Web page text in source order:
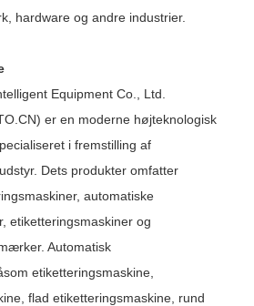
hardware og andre industrier.
Equipment Co., Ltd.
er en moderne højteknologisk
i fremstilling af
Dets produkter omfatter
automatiske
etiketteringsmaskiner og
Automatisk
etiketteringsmaskine,
flad etiketteringsmaskine, rund